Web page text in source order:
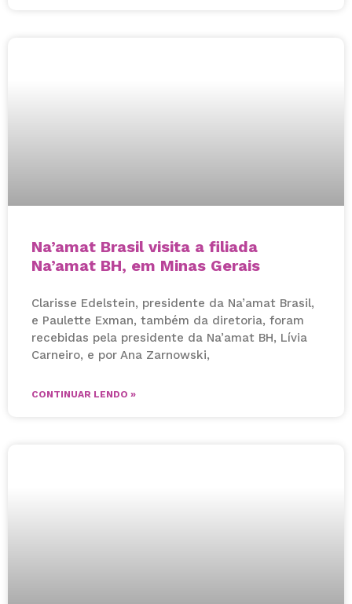
Na’amat Brasil visita a filiada
Na’amat BH, em Minas Gerais
Clarisse Edelstein, presidente da Na’amat Brasil,
e Paulette Exman, também da diretoria, foram
recebidas pela presidente da Na’amat BH, Lívia
Carneiro, e por Ana Zarnowski,
CONTINUAR LENDO »